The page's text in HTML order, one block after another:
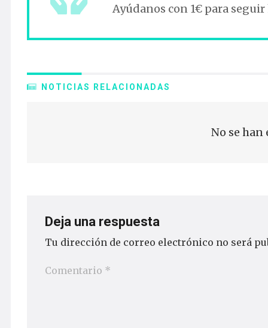
Ayúdanos con 1€ para
NOTICIAS RELACIONADAS
No se
Deja una respuesta
Tu dirección de correo electrónico no será